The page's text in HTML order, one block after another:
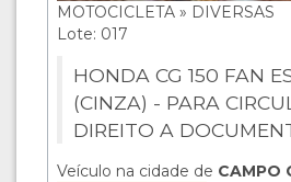
MOTOCICLETA » DIVERSAS
Lote: 017
HONDA CG 150 FAN
(CINZA) - PARA
DIREITO A
Veículo na cidade de CAMPO